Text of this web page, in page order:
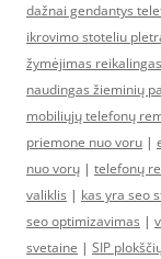
dažnai gendantys
ikrovimo stoteliu
žymėjimas reikalingas
naudingas žieminių
mobiliųjų telefonų
priemone nuo voru |
nuo vorų | telefonų
valiklis | kas yra seo
seo optimizavimas |
svetaine | SIP